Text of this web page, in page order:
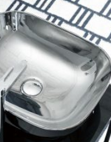
تفاوت در طراحی